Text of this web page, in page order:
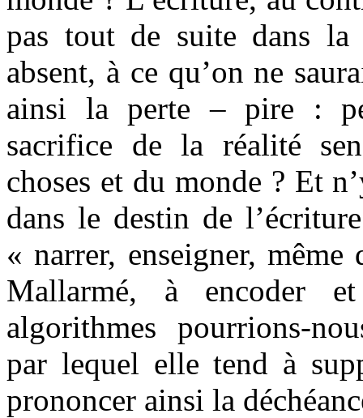
pas tout de suite dans
absent, à ce qu’on ne
ainsi la perte – pire :
sacrifice de la réalité
choses et du monde ? Et
dans le destin de
« narrer, enseigner,
Mallarmé, à encoder
algorithmes pourrions-
par lequel elle tend à
prononcer ainsi la